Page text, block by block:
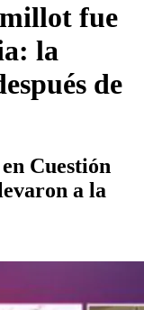
fue
la
de
Cuestión
a la